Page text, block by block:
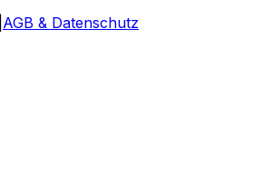
AGB & Datenschutz